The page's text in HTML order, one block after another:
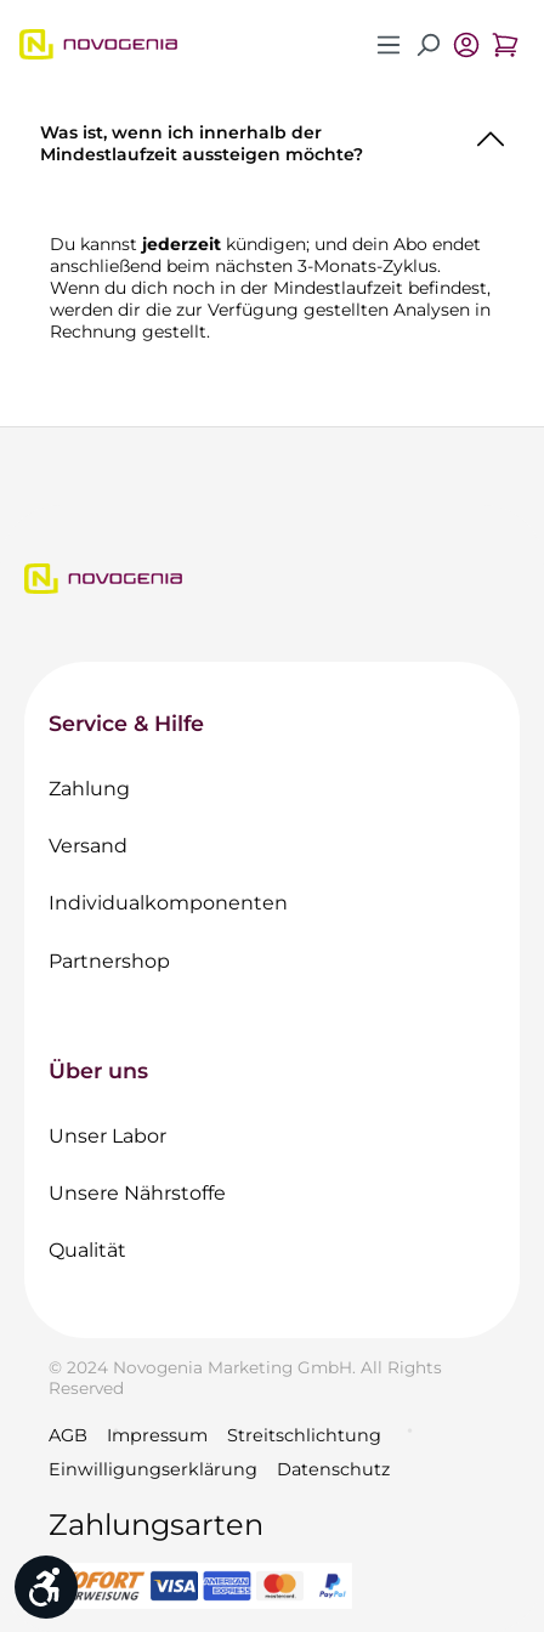
Zum Hauptinhalt springen
Was ist, wenn ich innerhalb der
Mindestlaufzeit aussteigen möchte?
Du kannst jederzeit kündigen; und dein Abo endet
anschließend beim nächsten 3-Monats-Zyklus.
Wenn du dich noch in der Mindestlaufzeit befindest,
werden dir die zur Verfügung gestellten Analysen in
Rechnung gestellt.
Service & Hilfe
Zahlung
Versand
Individualkomponenten
Partnershop
Über uns
Unser Labor
Unsere Nährstoffe
Qualität
© 2024 Novogenia Marketing GmbH. All Rights
Reserved
AGB Impressum
Streitschlichtung
Einwilligungserklärung
Datenschutz
Zahlungsarten
Werkzeugleiste anzeigen